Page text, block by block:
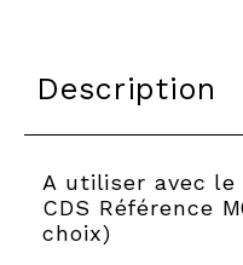
Description
A utiliser avec le
CDS Référence
choix)